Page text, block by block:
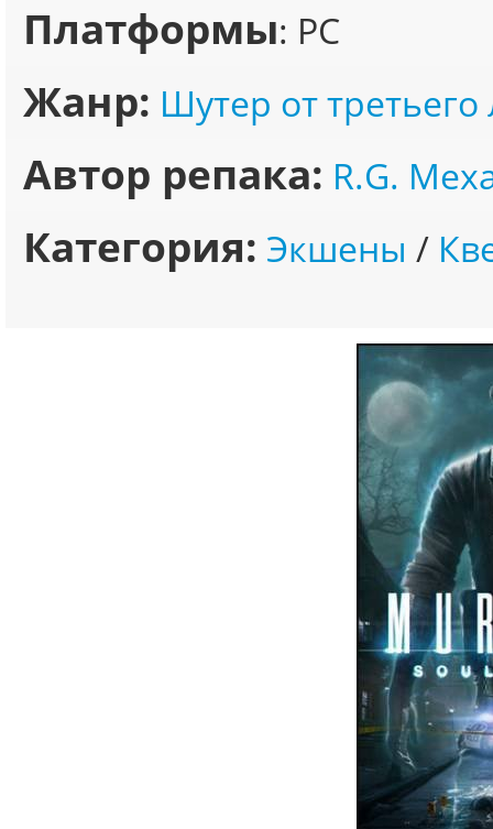
Платформы: PC
Жанр: Шутер от третьего
Автор репака: R.G.
Категория: Экшены /